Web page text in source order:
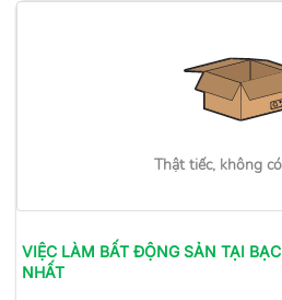
Thật tiếc, không
VIỆC LÀM BẤT ĐỘNG SẢN TẠI
NHẤT